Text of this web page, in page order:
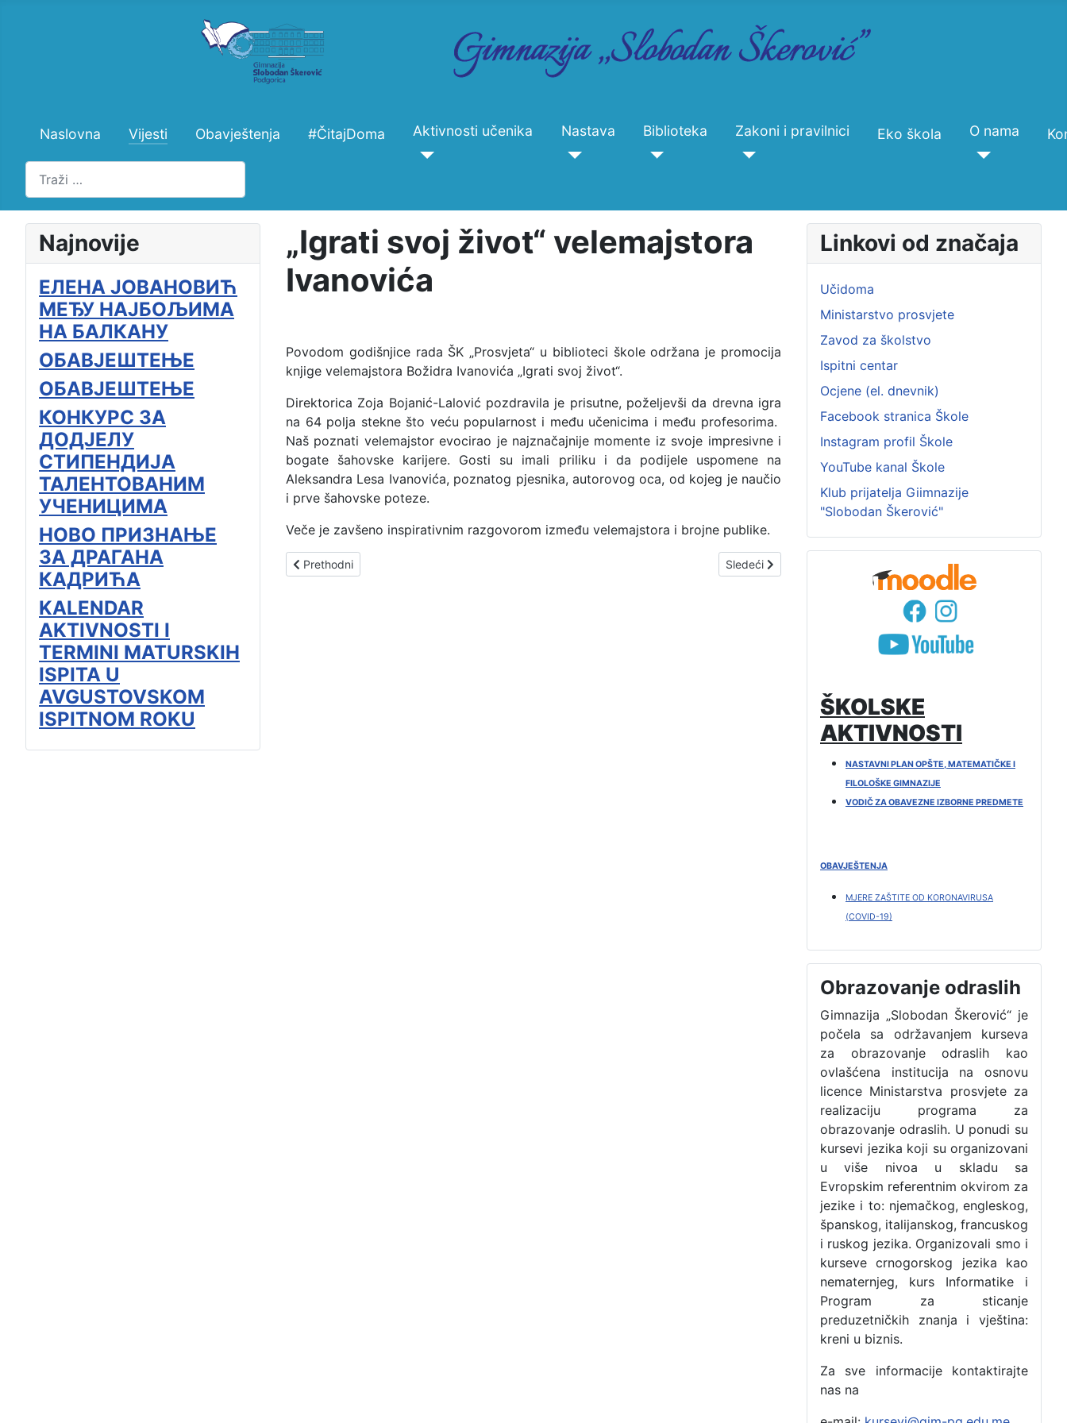
Naslovna Vijesti Obavještenja #ČitajDoma Aktivnosti učenika Nastava Biblioteka Zakoni i pravilnici Eko škola O nama
Pretraži
Najnovije
ЕЛЕНА ЈОВАНОВИЋ
МЕЂУ НАЈБОЉИМА
НА БАЛКАНУ
ОБАВЈЕШТЕЊЕ
ОБАВЈЕШТЕЊЕ
КОНКУРС ЗА
ДОДЈЕЛУ
СТИПЕНДИЈА
ТАЛЕНТОВАНИМ
УЧЕНИЦИМА
НОВО ПРИЗНАЊЕ
ЗА ДРАГАНА
КАДРИЋА
KALENDAR
AKTIVNOSTI I
TERMINI MATURSKIH
ISPITA U
AVGUSTOVSKOM
ISPITNOM ROKU
„Igrati svoj život“ velemajstora
Ivanovića
Povodom godišnjice rada ŠK „Prosvjeta“ u biblioteci škole održana je promocija
knjige velemajstora Božidra Ivanovića „Igrati svoj život“.
Direktorica Zoja Bojanić-Lalović pozdravila je prisutne, poželjevši da drevna igra
na 64 polja stekne što veću popularnost i među učenicima i među profesorima.
Naš poznati velemajstor evocirao je najznačajnije momente iz svoje impresivne i
bogate šahovske karijere. Gosti su imali priliku i da podijele uspomene na
Aleksandra Lesa Ivanovića, poznatog pjesnika, autorovog oca, od kojeg je naučio
i prve šahovske poteze.
Veče je zavšeno inspirativnim razgovorom između velemajstora i brojne publike.
Prethodni članak: Međunarodni dan borbe protiv fašizma i antisemitizma
Prethodni Sledeći članak: Posjete izložbama
Sledeći
Linkovi od značaja
Učidoma
Ministarstvo prosvjete
Zavod za školstvo
Ispitni centar
Ocjene (el. dnevnik)
Facebook stranica Škole
Instagram profil Škole
YouTube kanal Škole
Klub prijatelja Giimnazije
"Slobodan Škerović"
ŠKOLSKE
AKTIVNOSTI
NASTAVNI PLAN OPŠTE, MATEMATIČKE I
FILOLOŠKE GIMNAZIJE
VODIČ ZA OBAVEZNE IZBORNE PREDMETE
OBAVJEŠTENJA
MJERE ZAŠTITE OD KORONAVIRUSA
(COVID-19)
Obrazovanje odraslih
Gimnazija „Slobodan Škerović“ je
počela sa održavanjem kurseva
za obrazovanje odraslih kao
ovlašćena institucija na osnovu
licence Ministarstva prosvjete za
realizaciju programa za
obrazovanje odraslih. U ponudi su
kursevi jezika koji su organizovani
u više nivoa u skladu sa
Evropskim referentnim okvirom za
jezike i to: njemačkog, engleskog,
španskog, italijanskog, francuskog
i ruskog jezika. Organizovali smo i
kurseve crnogorskog jezika kao
nematernjeg, kurs Informatike i
Program za sticanje
preduzetničkih znanja i vještina:
kreni u biznis.
Za sve informacije kontaktirajte
nas na